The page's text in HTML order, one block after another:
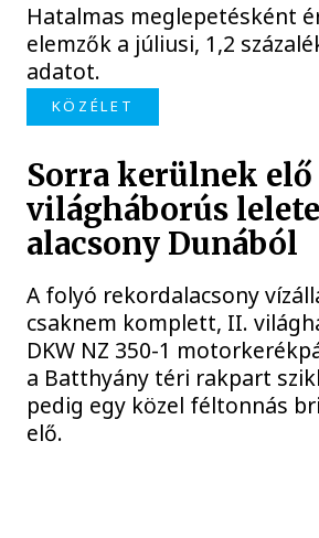
Hatalmas meglepetésként
elemzők a júliusi, 1,2
adatot.
KÖZÉLET
Sorra kerülnek elő
világháborús
alacsony Dunából
A folyó rekordalacsony
csaknem komplett, II.
DKW NZ 350-1
a Batthyány téri rakpart
pedig egy közel féltonnás
elő.